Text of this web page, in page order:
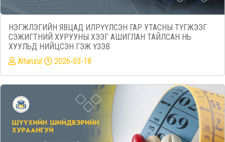
НЭГЖЛЭГИЙН ЯВЦАД ИЛРҮҮЛСЭН ГАР УТАСНЫ ТҮГЖЭЭГ
СЭЖИГТНИЙ ХУРУУНЫ ХЭЭГ АШИГЛАН ТАЙЛСАН НЬ
ХУУЛЬД НИЙЦСЭН ГЭЖ ҮЗЭВ
Altanzul
2026-03-18